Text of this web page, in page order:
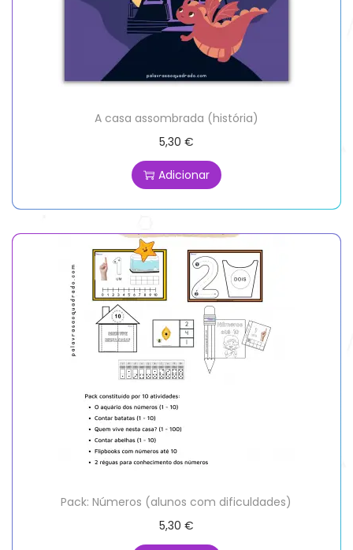
A casa assombrada (história)
5,30 €
Adicionar
Pack: Números (alunos com dificuldades)
5,30 €